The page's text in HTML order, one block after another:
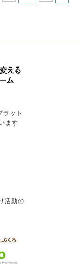
ラット
ます
活動の